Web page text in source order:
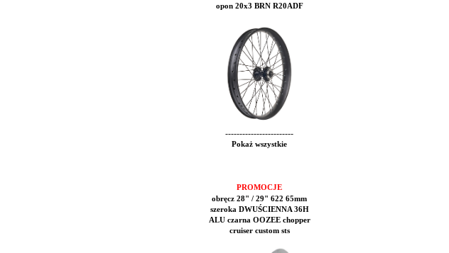
opon 20x3 BRN R20ADF
------------------------
Pokaż wszystkie
PROMOCJE
obręcz 28" / 29" 622 65mm
szeroka DWUŚCIENNA 36H
ALU czarna OOZEE chopper
cruiser custom sts